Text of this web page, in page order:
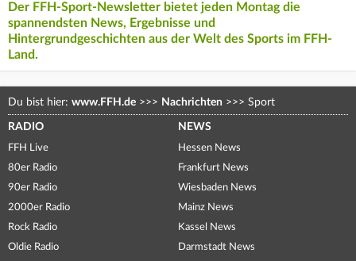
Der FFH-Sport-Newsletter bietet jeden Montag die
spannendsten News, Ergebnisse und
Hintergrundgeschichten aus der Welt des Sports im FFH-
Land.
Du bist hier: www.FFH.de >>> Nachrichten >>> Sport
RADIO
FFH Live
80er Radio
90er Radio
2000er Radio
Rock Radio
Oldie Radio
NEWS
Hessen News
Frankfurt News
Wiesbaden News
Mainz News
Kassel News
Darmstadt News